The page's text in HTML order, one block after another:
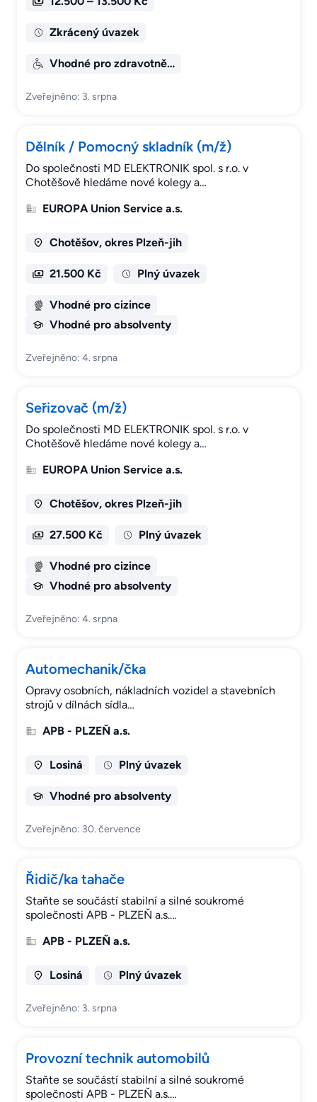
Zkrácený úvazek
Vhodné pro zdravotně…
Zveřejněno: 3. srpna
Dělník / Pomocný skladník (m/ž)
Do společnosti MD ELEKTRONIK spol. s r.o. v
Chotěšově hledáme nové kolegy a…
EUROPA Union Service a.s.
Chotěšov, okres Plzeň-jih
21.500 Kč Plný úvazek
Vhodné pro cizince
Vhodné pro absolventy
Zveřejněno: 4. srpna
Seřizovač (m/ž)
Do společnosti MD ELEKTRONIK spol. s r.o. v
Chotěšově hledáme nové kolegy a…
EUROPA Union Service a.s.
Chotěšov, okres Plzeň-jih
27.500 Kč Plný úvazek
Vhodné pro cizince
Vhodné pro absolventy
Zveřejněno: 4. srpna
Automechanik/čka
Opravy osobních, nákladních vozidel a stavebních
strojů v dílnách sídla…
APB - PLZEŇ a.s.
Losiná Plný úvazek
Vhodné pro absolventy
Zveřejněno: 30. července
Řidič/ka tahače
Staňte se součástí stabilní a silné soukromé
společnosti APB - PLZEŇ a.s.…
APB - PLZEŇ a.s.
Losiná Plný úvazek
Zveřejněno: 3. srpna
Provozní technik automobilů
Staňte se součástí stabilní a silné soukromé
společnosti APB - PLZEŇ a.s.…